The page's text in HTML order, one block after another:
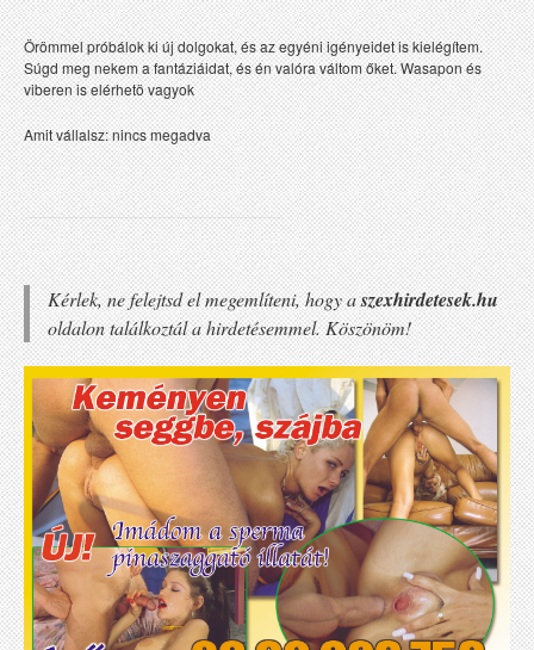
Örömmel próbálok ki új dolgokat, és az egyéni igényeidet is kielégítem.
Súgd meg nekem a fantáziáidat, és én valóra váltom őket. Wasapon és
viberen is elérhetö vagyok
Amit vállalsz: nincs megadva
Kérlek, ne felejtsd el megemlíteni, hogy aszexhirdetesek.hu
oldalon találkoztál a hirdetésemmel. Köszönöm!